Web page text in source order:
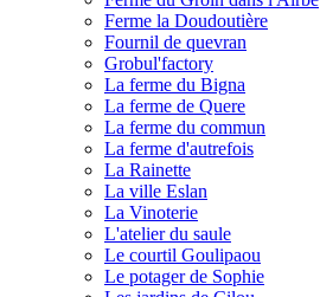
Ferme la Doudoutière
Fournil de quevran
Grobul'factory
La ferme du Bigna
La ferme de Quere
La ferme du commun
La ferme d'autrefois
La Rainette
La ville Eslan
La Vinoterie
L'atelier du saule
Le courtil Goulipaou
Le potager de Sophie